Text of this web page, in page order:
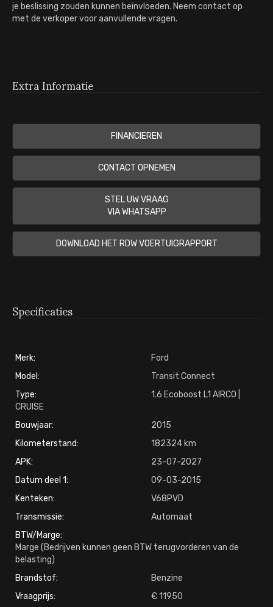
je beslissing zouden kunnen beïnvloeden. Neem contact op
met de verkoper voor aanvullende vragen.
Extra Informatie
FINANCIEREN
CONTACT OPNEMEN
STEL UW VRAAG
VIA WHATSAPP
DOWNLOAD HET RDW VOERTUIGRAPPORT
Specificaties
Merk:
Ford
Model:
Transit Connect
Type:
1.6 Ecoboost L1 AIRCO |
CRUISE
Bouwjaar:
2015
Kilometerstand:
182324
APK:
23-07-2027
Datum deel 1:
09-03-2015
Kenteken:
V68PVD
Transmissie:
Automaat
BTW/Marge:
Marge (Bedrijven kunnen geen BTW terugvorderen van de
belasting)
Brandstof:
Benzine
Vraagprijs:
11950